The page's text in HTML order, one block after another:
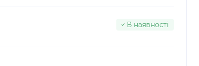
В наявності